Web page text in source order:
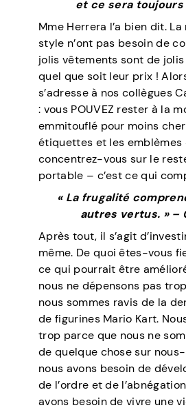
et ce sera toujours
Mme Herrera l’a bien dit.
style n’ont pas besoin de
jolis vêtements sont de
quel que soit leur prix !
s’adresse à nos collègues
: vous POUVEZ rester à la
emmitouflé pour moins
étiquettes et les emblèmes
concentrez-vous sur le
portable – c’est ce qui
« La frugalité
autres vertus. » –
Après tout, il s’agit
même. De quoi êtes-vous
ce qui pourrait être
nous ne dépensons pas
nous sommes ravis de la
de figurines Mario Kart.
trop parce que nous ne
de quelque chose sur
nous avons besoin de
de l’ordre et de
avons besoin de vivre une